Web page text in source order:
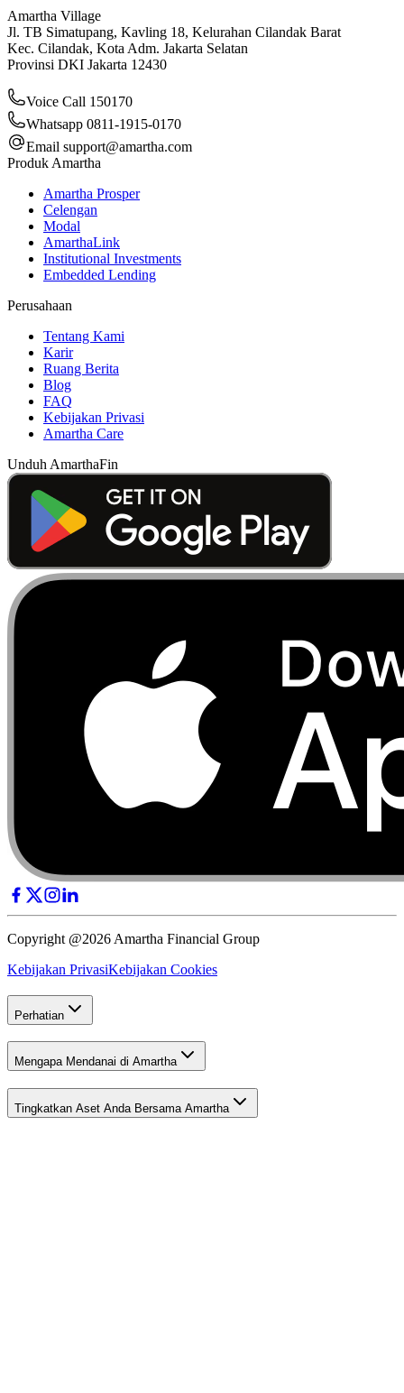
Amartha Village
Jl. TB Simatupang, Kavling 18, Kelurahan Cilandak Barat
Kec. Cilandak, Kota Adm. Jakarta Selatan
Provinsi DKI Jakarta 12430
Voice Call 150170
Whatsapp 0811-1915-0170
Email support@amartha.com
Produk Amartha
Amartha Prosper
Celengan
Modal
AmarthaLink
Institutional Investments
Embedded Lending
Perusahaan
Tentang Kami
Karir
Ruang Berita
Blog
FAQ
Kebijakan Privasi
Amartha Care
Unduh AmarthaFin
Copyright @2026 Amartha Financial Group
Kebijakan PrivasiKebijakan Cookies
Perhatian
Mengapa Mendanai di Amartha
Tingkatkan Aset Anda Bersama Amartha